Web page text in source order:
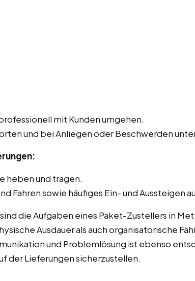
mit Kunden umgehen.
und bei Anliegen oder Beschwerden
heben und tragen.
Fahren sowie häufiges Ein- und Aussteigen
die Aufgaben eines Paket-Zustellers in
Ausdauer als auch organisatorische
und Problemlösung ist ebenso
der Lieferungen sicherzustellen.